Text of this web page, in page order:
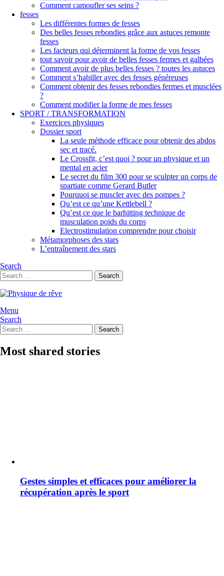
Comment camoufler ses seins ?
fesses
Les différentes formes de fesses
Des belles fesses rebondies grâce aux astuces remonte
fesses
Les facteurs qui déterminent la forme de vos fesses
tout savoir pour avoir de belles fesses fermes et galbées
Comment avoir de plus belles fesses ? toutes les astuces
Comment s’habiller avec des fesses généreuses
Comment obtenir des fesses rebondies fermes et musclées
?
Comment modifier la forme de mes fesses
SPORT / TRANSFORMATION
Exercices physiques
Dossier sport
La seule méthode efficace pour obtenir des abdos
sec et tracé.
Le Crossfit, c’est quoi ? pour un physique et un
mental en acier
Le secret du film 300 pour se sculpter un corps de
spartiate comme Gerard Butler
Pourquoi se muscler avec des pompes ?
Qu’est ce qu’une Kettlebell ?
Qu’est ce que le barhitting technique de
musculation poids du corps
Electrostimulation comprendre pour choisir
Métamorphoses des stars
L’entraînement des stars
Search
Search
for:
Search
Menu
Search
Search
for:
Search
Most shared stories
Gestes simples et efficaces pour améliorer la
récupération après le sport